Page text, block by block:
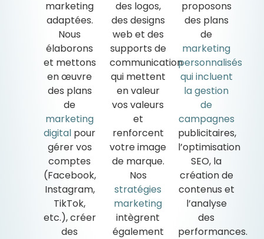
marketing
adaptées.
Nous
élaborons
et mettons
en œuvre
des plans
de
marketing
digital pour
gérer vos
comptes
(Facebook,
Instagram,
TikTok,
etc.), créer
des
des logos,
des designs
web et des
supports de
communication
qui mettent
en valeur
vos valeurs
et
renforcent
votre image
de marque.
Nos
stratégies
marketing
intègrent
également
proposons
des plans
de
marketing
personnalisés
qui incluent
la gestion
de
campagnes
publicitaires,
l’optimisation
SEO, la
création de
contenus et
l’analyse
des
performances.